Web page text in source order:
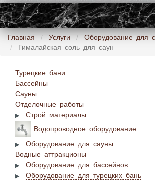
Главная
Услуги
Оборудование для
​Гималайская соль для саун
Турецкие бани
Бассейны
Сауны
Отделочные работы
Строй материалы
Водопроводное оборудование
Оборудование для сауны
Водные аттракционы
Оборудование для бассейнов
Оборудование для турецких бань